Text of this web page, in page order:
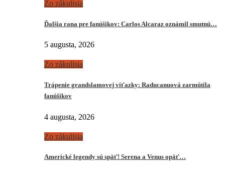
Zo zákulisia
Ďalšia rana pre fanúšikov: Carlos Alcaraz oznámil smutnú…
5 augusta, 2026
Zo zákulisia
Trápenie grandslamovej víťazky: Raducanuová zarmútila
fanúšikov
4 augusta, 2026
Zo zákulisia
Americké legendy sú späť! Serena a Venus opäť…